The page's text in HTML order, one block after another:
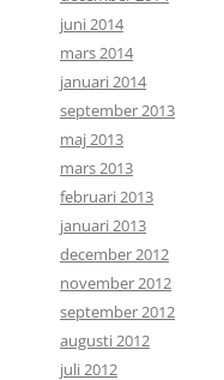
juni 2014
mars 2014
januari 2014
september 2013
maj 2013
mars 2013
februari 2013
januari 2013
december 2012
november 2012
september 2012
augusti 2012
juli 2012